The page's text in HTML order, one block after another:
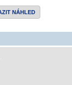
NÁHLED